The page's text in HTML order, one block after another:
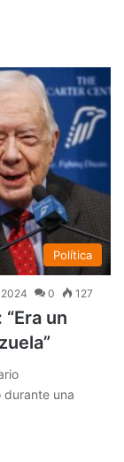
Política
0 127
un
durante una